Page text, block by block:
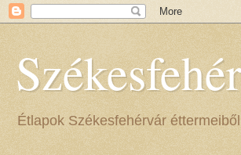
Étlapok Székesfehérvár